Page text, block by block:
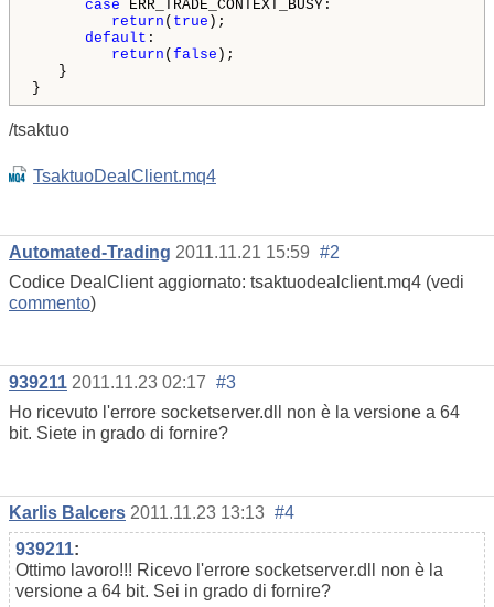
case ERR_TRADE_CONTEXT_BUSY:
return ( true );
default :
return ( false );
}
}
/tsaktuo
TsaktuoDealClient.mq4
Automated-Trading 2011.11.21 15:59 #2
Codice DealClient aggiornato: tsaktuodealclient.mq4 (vedi
commento)
939211 2011.11.23 02:17 #3
Ho ricevuto l'errore socketserver.dll non è la versione a 64
bit. Siete in grado di fornire?
Karlis Balcers 2011.11.23 13:13 #4
939211:
Ottimo lavoro!!! Ricevo l'errore socketserver.dll non è la
versione a 64 bit. Sei in grado di fornire?